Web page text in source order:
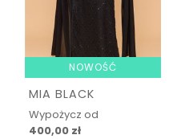
NOWOŚĆ
MIA BLACK
Wypożycz od
400,00 zł